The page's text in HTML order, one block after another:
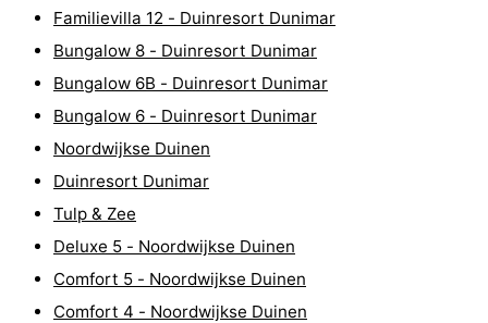
addresses
Region
Holland
Familievilla 12 - Duinresort Dunimar
Bungalow 8 - Duinresort Dunimar
Bungalow 6B - Duinresort Dunimar
Bungalow 6 - Duinresort Dunimar
Noordwijkse Duinen
Duinresort Dunimar
Tulp & Zee
Deluxe 5 - Noordwijkse Duinen
Comfort 5 - Noordwijkse Duinen
Comfort 4 - Noordwijkse Duinen